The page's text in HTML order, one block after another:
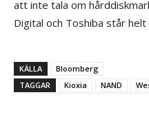
att inte tala om
Digital och Toshiba står helt
KÄLLA
Bloomberg
TAGGAR
Kioxia NAND